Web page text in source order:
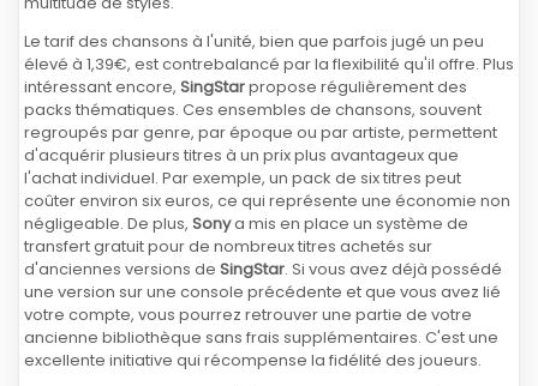
Le tarif des chansons à l'unité, bien que parfois jugé un peu
élevé à 1,39€, est contrebalancé par la flexibilité qu'il offre. Plus
intéressant encore, SingStarpropose régulièrement des
packs thématiques. Ces ensembles de chansons, souvent
regroupés par genre, par époque ou par artiste, permettent
d'acquérir plusieurs titres à un prix plus avantageux que
l'achat individuel. Par exemple, un pack de six titres peut
coûter environ six euros, ce qui représente une économie non
négligeable. De plus, Sonya mis en place un système de
transfert gratuit pour de nombreux titres achetés sur
d'anciennes versions de SingStar. Si vous avez déjà possédé
une version sur une console précédente et que vous avez lié
votre compte, vous pourrez retrouver une partie de votre
ancienne bibliothèque sans frais supplémentaires. C'est une
excellente initiative qui récompense la fidélité des joueurs.